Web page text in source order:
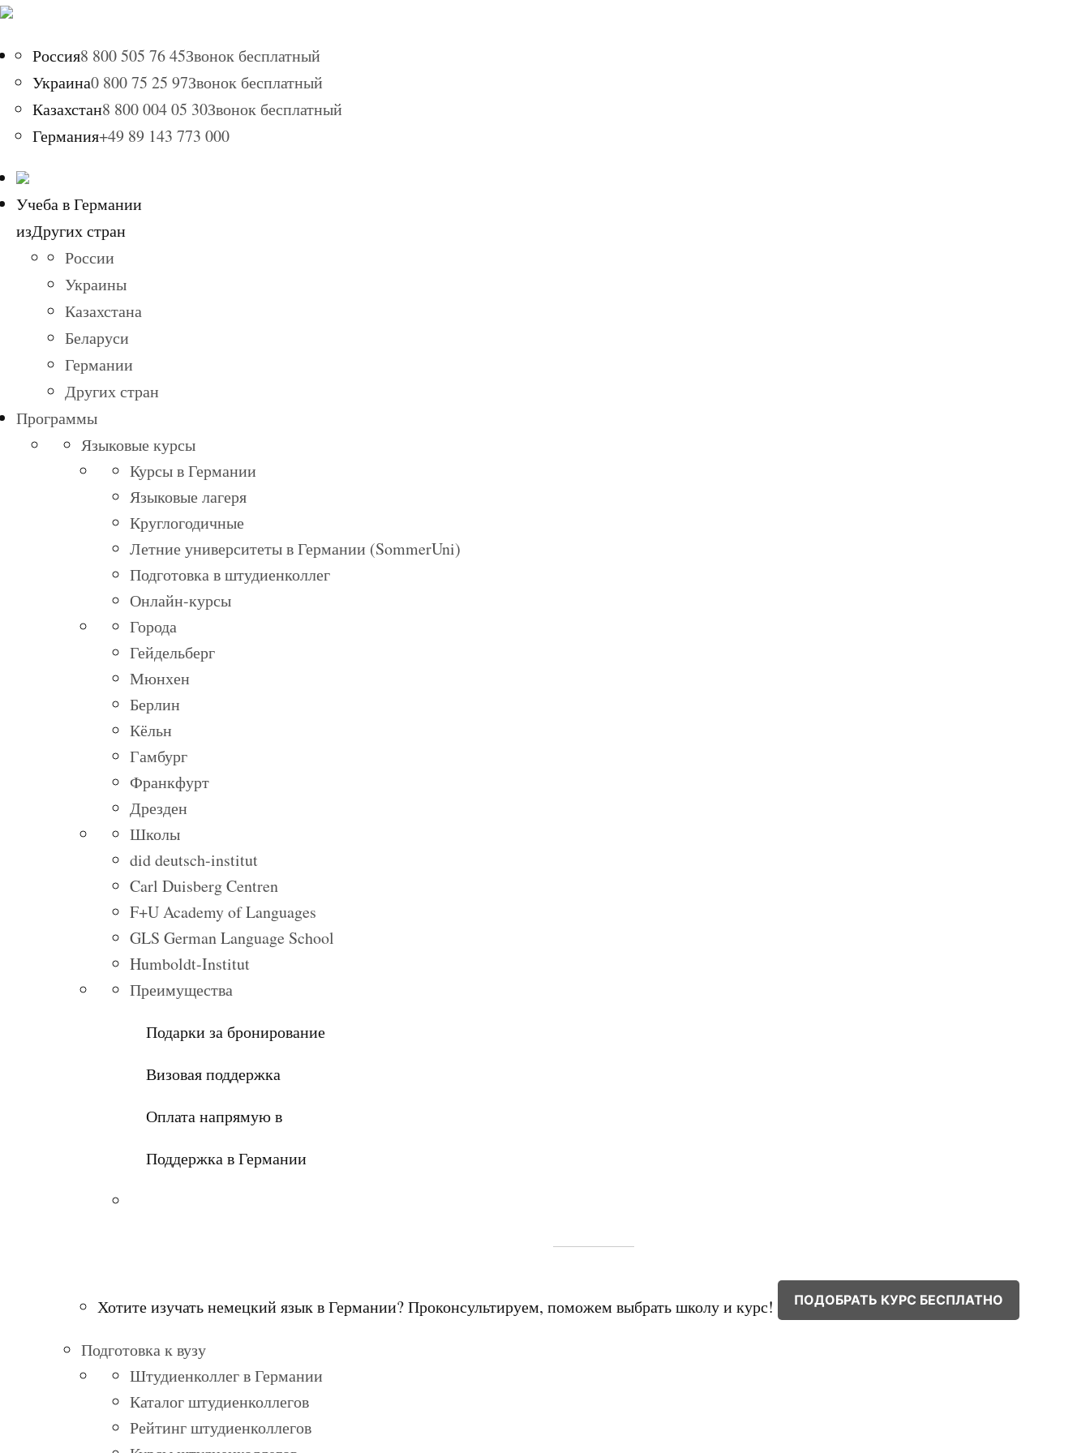
Россия8 800 505 76 45Звонок бесплатный
Украина0 800 75 25 97Звонок бесплатный
Казахстан8 800 004 05 30Звонок бесплатный
Германия+49 89 143 773 000
Учеба в Германии
изДругих стран
России
Украины
Казахстана
Беларуси
Германии
Других стран
Программы
Языковые курсы
Курсы в Германии
Языковые лагеря
Круглогодичные
Летние университеты в Германии (SommerUni)
Подготовка в штудиенколлег
Онлайн-курсы
Города
Гейдельберг
Мюнхен
Берлин
Кёльн
Гамбург
Франкфурт
Дрезден
Школы
did deutsch-institut
Carl Duisberg Centren
F+U Academy of Languages
GLS German Language School
Humboldt-Institut
Преимущества
Подарки за бронирование
Визовая поддержка
Оплата напрямую в
Поддержка в Германии
Хотите изучать немецкий язык в Германии? Проконсультируем, поможем выбрать школу и курс! ПОДОБРАТЬ КУРС БЕСПЛАТНО
Подготовка к вузу
Штудиенколлег в Германии
Каталог штудиенколлегов
Рейтинг штудиенколлегов